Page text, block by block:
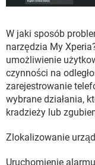
W jaki sposób
narzędzia My
umożliwienie
czynności na
zarejestrowanie
wybrane działania,
kradzieży lub
Zlokalizowanie
Uruchomienie